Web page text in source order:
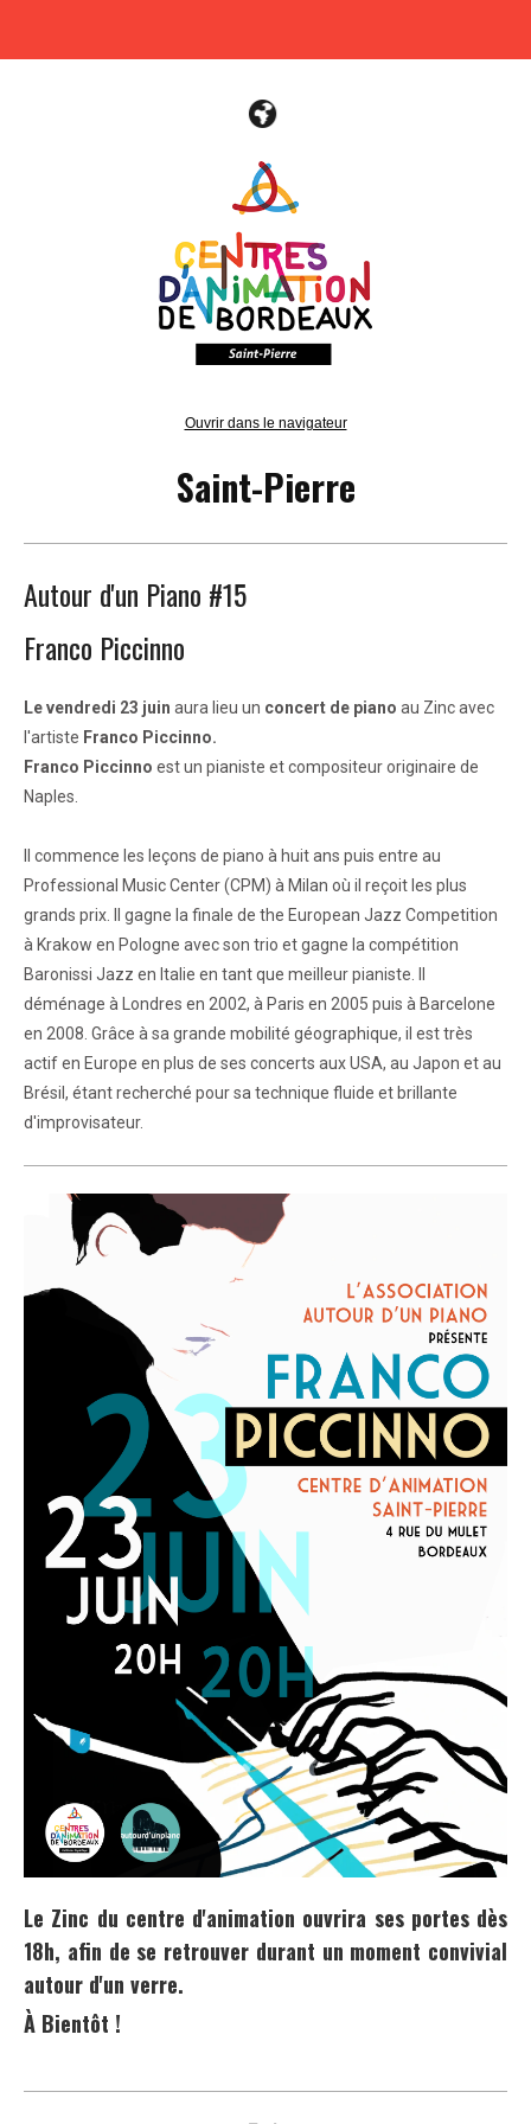
Ouvrir dans le navigateur
Saint-Pierre
Autour d'un Piano #15
Franco Piccinno
Le vendredi 23 juin aura lieu un concert de piano au Zinc avec
l'artiste Franco Piccinno.
Franco Piccinno est un pianiste et compositeur originaire de
Naples.
Il commence les leçons de piano à huit ans puis entre au
Professional Music Center (CPM) à Milan où il reçoit les plus
grands prix. Il gagne la finale de the European Jazz Competition
à Krakow en Pologne avec son trio et gagne la compétition
Baronissi Jazz en Italie en tant que meilleur pianiste. Il
déménage à Londres en 2002, à Paris en 2005 puis à Barcelone
en 2008. Grâce à sa grande mobilité géographique, il est très
actif en Europe en plus de ses concerts aux USA, au Japon et au
Brésil, étant recherché pour sa technique fluide et brillante
d'improvisateur.
Le Zinc du centre d'animation ouvrira ses portes dès
18h, afin de se retrouver durant un moment convivial
autour d'un verre.
À Bientôt !